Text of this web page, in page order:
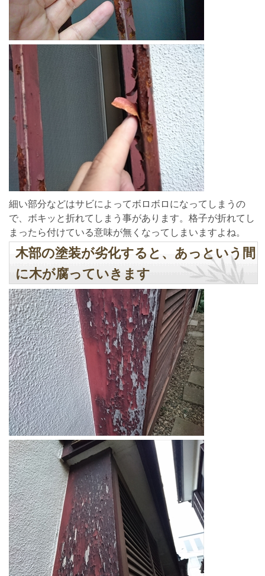
細い部分などはサビによってボロボロになってしまうの
で、ボキッと折れてしまう事があります。格子が折れてし
まったら付けている意味が無くなってしまいますよね。
木部の塗装が劣化すると、あっという間
に木が腐っていきます